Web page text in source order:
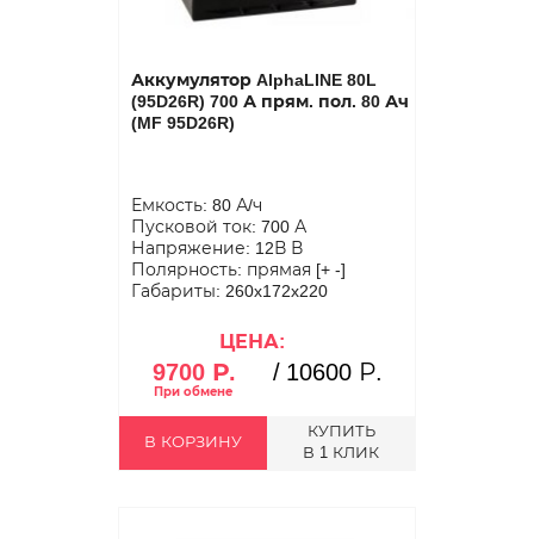
Аккумулятор AlphaLINE 80L
(95D26R) 700 А прям. пол. 80 Ач
(MF 95D26R)
Емкость: 80 А/ч
Пусковой ток: 700 А
Напряжение: 12В В
Полярность: прямая [+ -]
Габариты: 260x172x220
ЦЕНА:
9700 Р. / 10600 Р.
В КОРЗИНУ
КУПИТЬ
В 1 КЛИК